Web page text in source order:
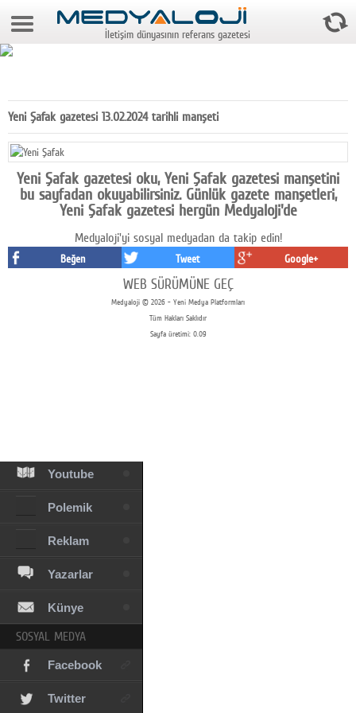
10 Ağustos 2026 9:51:46
Gazeteler
Medya
Reyting-tiraj
Teknoloji
Youtube
Polemik
Reklam
Yazarlar
Künye
SOSYAL MEDYA
Facebook
Twitter
İletişim dünyasının referans gazetesi
Yeni Şafak gazetesi 13.02.2024 tarihli manşeti
Yeni Şafak gazetesi oku, Yeni Şafak gazetesi manşetini
bu sayfadan okuyabilirsiniz. Günlük gazete manşetleri,
Yeni Şafak gazetesi hergün Medyaloji'de
Medyaloji'yi sosyal medyadan da takip edin!
Beğen Tweet Google+
WEB SÜRÜMÜNE GEÇ
Medyaloji © 2026 - Yeni Medya Platformları
Tüm Hakları Saklıdır
Sayfa üretimi: 0.09